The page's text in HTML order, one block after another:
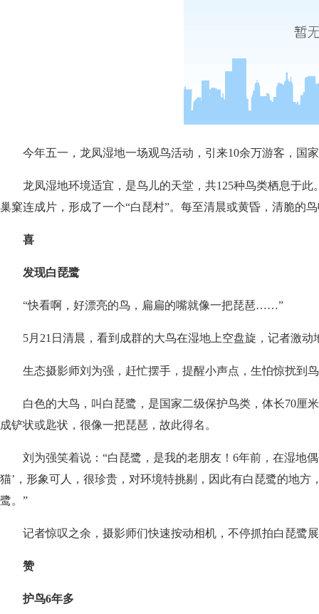
今年五一，龙凤湿地一场观鸟活动，引来10余万游客，国
龙凤湿地环境适宜，是鸟儿的天堂，共125种鸟类栖息于
巢窠连成片，形成了一个“白琵村”。每至清晨或黄昏，清脆的
喜
发现白琵鹭
“快看啊，好漂亮的鸟，扁扁的嘴就像一把琵琶……”
5月21日清晨，看到成群的大鸟在湿地上空盘旋，记者激动
生态摄影师刘为强，赶忙摆手，提醒小声点，生怕惊扰到
白色的大鸟，叫白琵鹭，是国家二级保护鸟类，体长70厘
成铲状或匙状，很像一把琵琶，故此得名。
刘为强笑着说：“白琵鹭，是我的老朋友！6年前，在湿地
猫’，形象可人，很珍贵，对环境特挑剔，因此有白琵鹭的地
鹭。”
记者惊叹之余，摄影师们快速按动相机，不停抓拍白琵鹭
赞
护鸟6年多